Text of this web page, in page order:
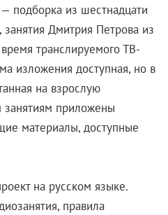
подборка из шестнадцати
Дмитрия Петрова из
транслируемого ТВ-
изложения доступная, но в
на взрослую
занятиям приложены
материалы, доступные
на русском языке.
правила